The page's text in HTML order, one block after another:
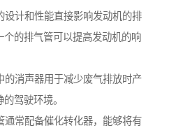
设计和性能直接影响发动机的排
个的排气管可以提高发动机的响
的消声器用于减少废气排放时产
驾驶环境。
通常配备催化转化器，能够将有